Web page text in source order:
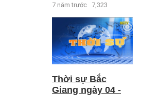
7 năm trước 7,323
Thời sự Bắc
Giang ngày 04 -